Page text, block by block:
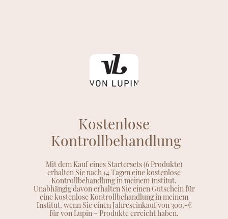
Kostenlose
Kontrollbehandlung
Mit dem Kauf eines Startersets (6 Produkte)
erhalten Sie nach 14 Tagen eine kostenlose
Kontrollbehandlung in meinem Institut.
Unabhängig davon erhalten Sie einen Gutschein für
eine kostenlose Kontrollbehandlung in meinem
Institut, wenn Sie einen Jahreseinkauf von 300,-€
für von Lupin – Produkte erreicht haben.